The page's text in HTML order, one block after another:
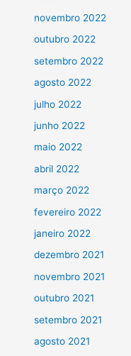
novembro 2022
outubro 2022
setembro 2022
agosto 2022
julho 2022
junho 2022
maio 2022
abril 2022
março 2022
fevereiro 2022
janeiro 2022
dezembro 2021
novembro 2021
outubro 2021
setembro 2021
agosto 2021